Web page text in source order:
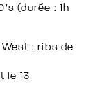
(durée : 1h
: ribs de
le 13